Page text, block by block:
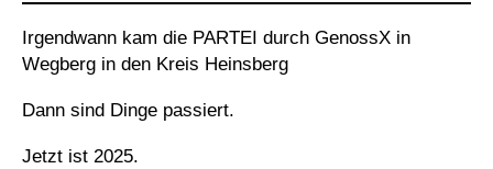
Irgendwann kam die PARTEI durch GenossX in
Wegberg in den Kreis Heinsberg
Dann sind Dinge passiert.
Jetzt ist 2025.